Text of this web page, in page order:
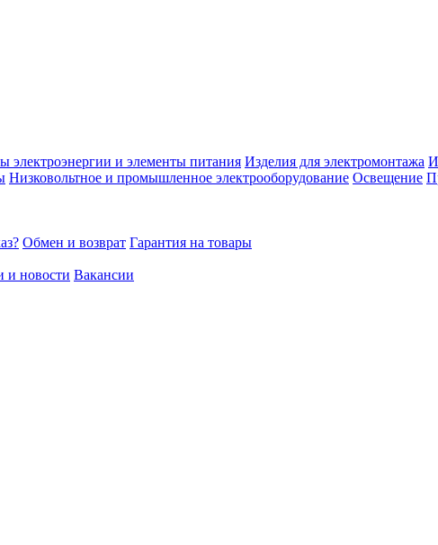
электроэнергии и элементы питания Изделия для электромонтажа
Низковольтное и промышленное электрооборудование Освещение
Обмен и возврат Гарантия на товары
и новости Вакансии